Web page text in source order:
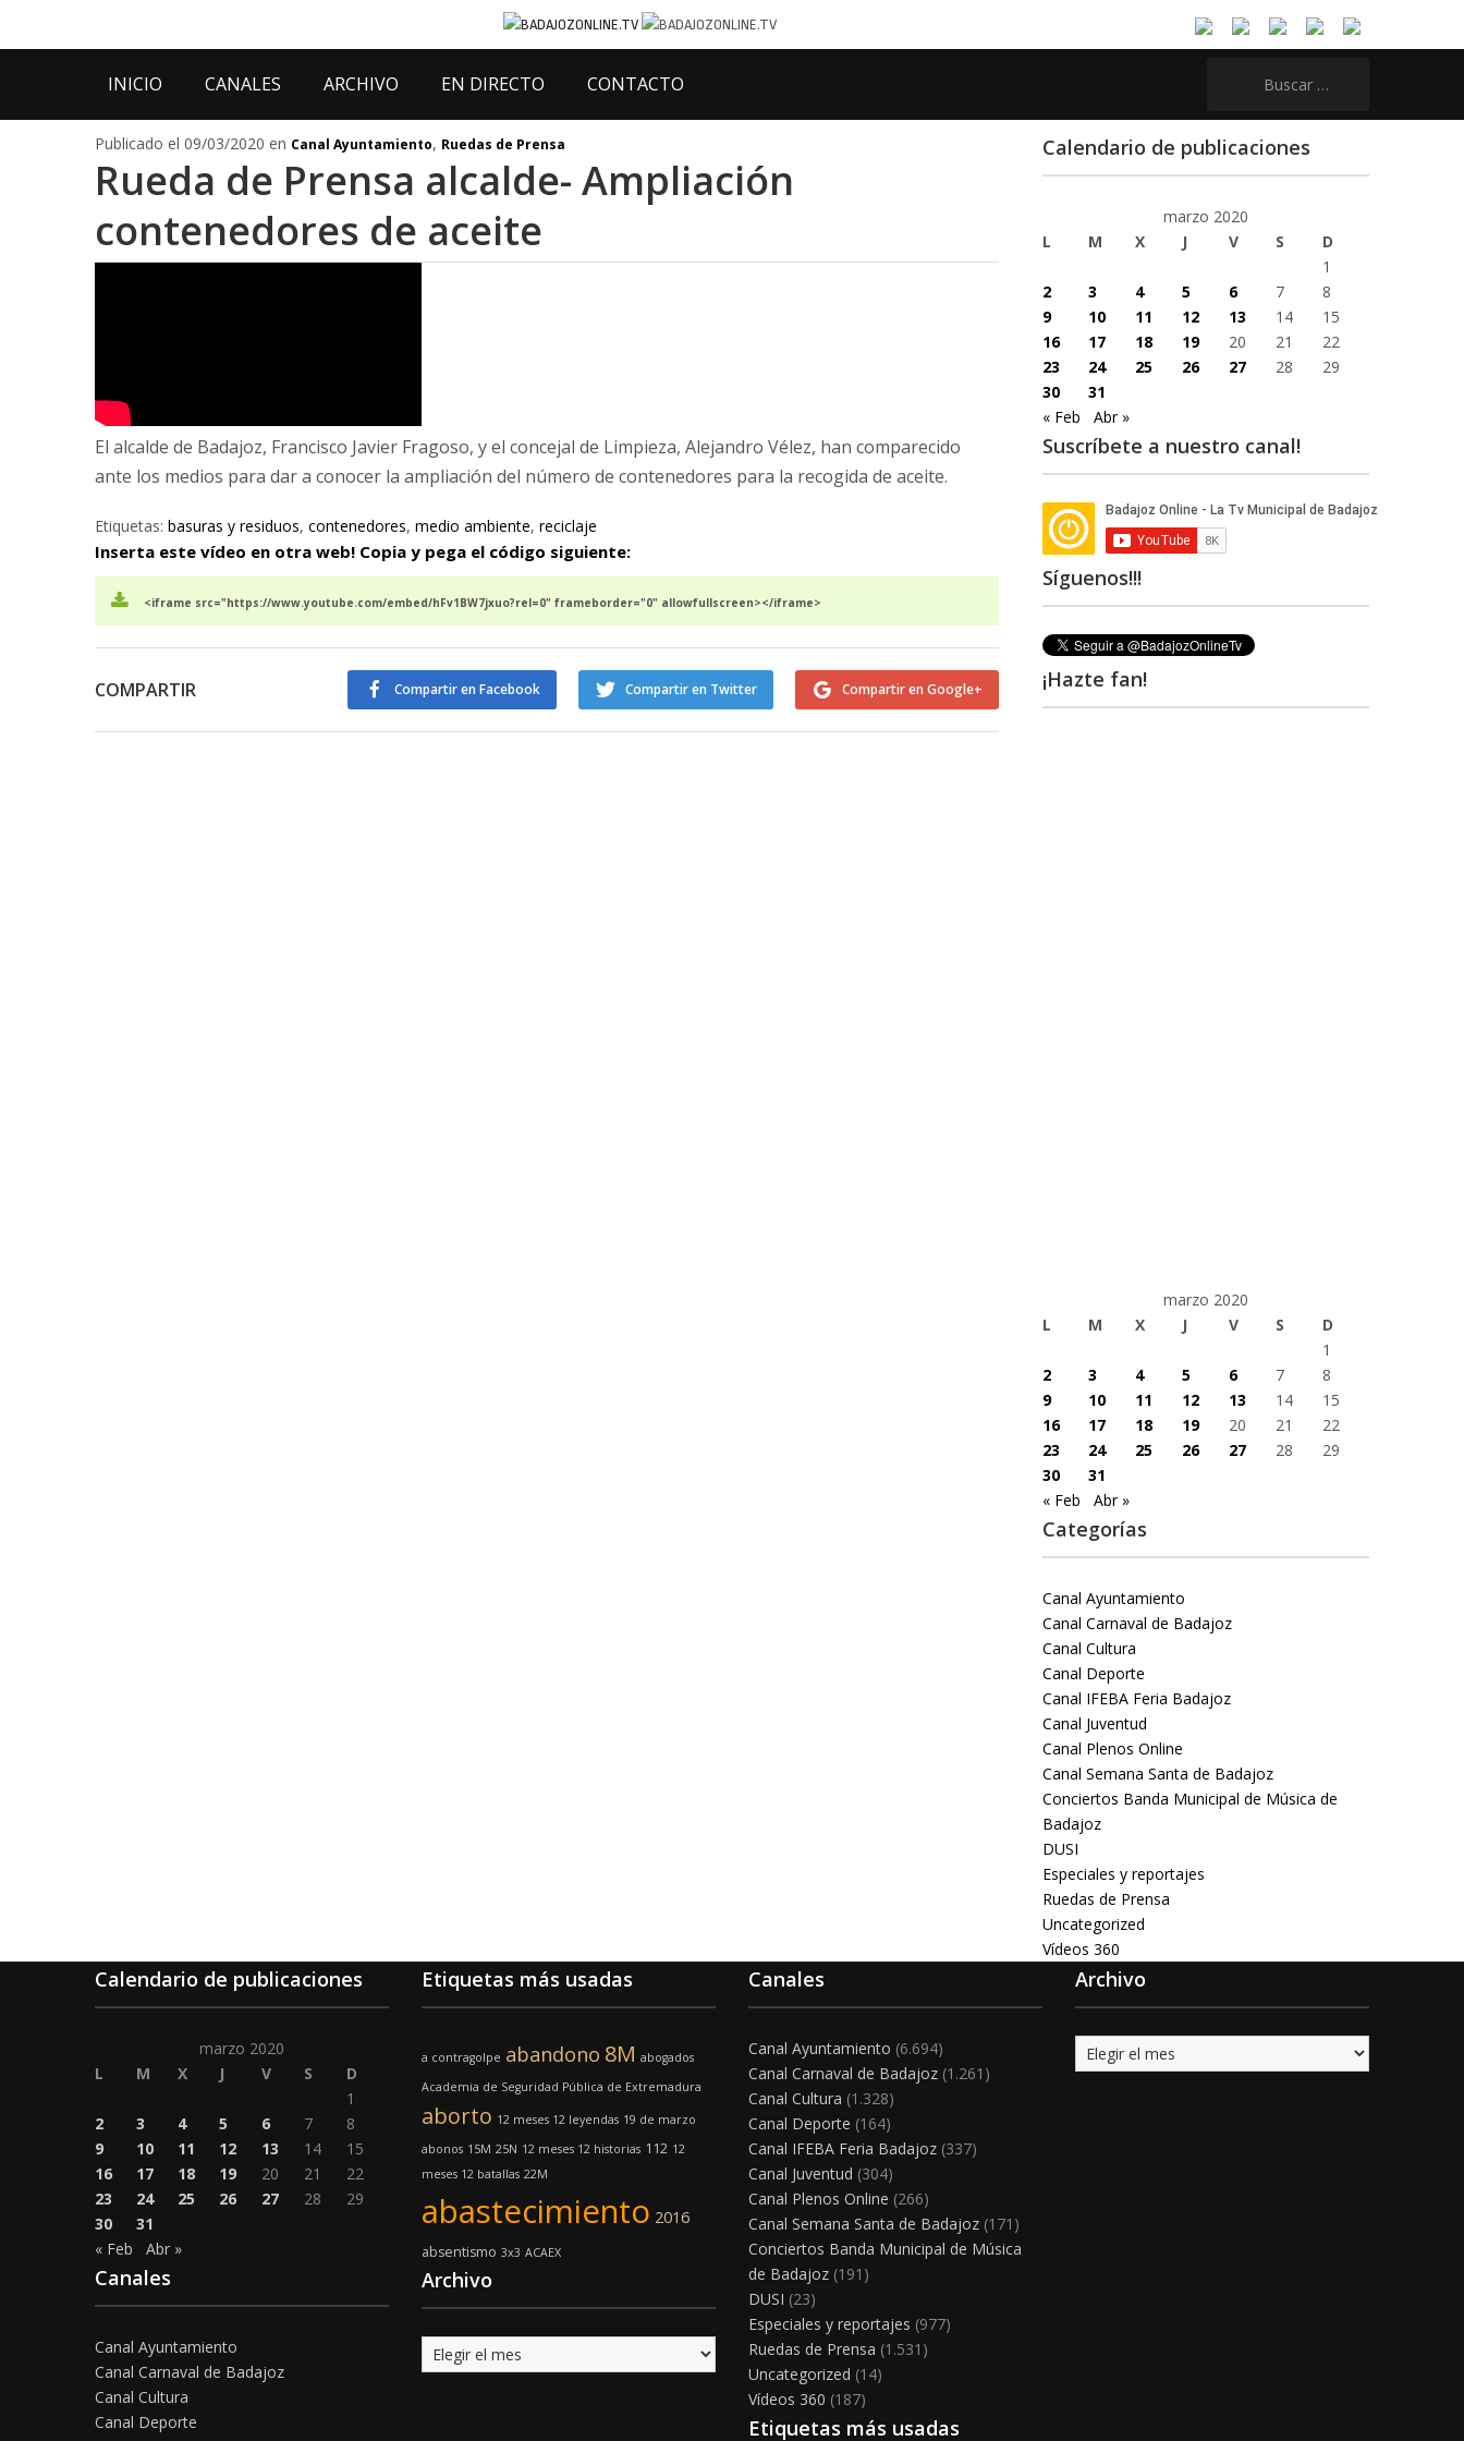
INICIO CANALES ARCHIVO EN DIRECTO CONTACTO
Publicado el 09/03/2020 en Canal Ayuntamiento, Ruedas de Prensa
Rueda de Prensa alcalde- Ampliación
contenedores de aceite
El alcalde de Badajoz, Francisco Javier Fragoso, y el concejal de Limpieza, Alejandro Vélez, han comparecido
ante los medios para dar a conocer la ampliación del número de contenedores para la recogida de aceite.
Etiquetas: basuras y residuos, contenedores, medio ambiente, reciclaje
Inserta este vídeo en otra web! Copia y pega el código siguiente:
<iframe src="https://www.youtube.com/embed/hFv1BW7jxuo?rel=0" frameborder="0" allowfullscreen></iframe>
COMPARTIR Compartir en Google+
Compartir en Twitter
Compartir en Facebook
Calendario de publicaciones
marzo 2020
L
M X J V S
D
1
2
3 4 5 6 7
8
9
10 11 12 13 14
15
16
17 18 19 20 21
22
23
24 25 26 27 28
29
30
31
« Feb
Abr »
Suscríbete a nuestro canal!
Síguenos!!!
¡Hazte fan!
marzo 2020
L
M X J V S
D
1
2
3 4 5 6 7
8
9
10 11 12 13 14
15
16
17 18 19 20 21
22
23
24 25 26 27 28
29
30
31
« Feb
Abr »
Categorías
Canal Ayuntamiento
Canal Carnaval de Badajoz
Canal Cultura
Canal Deporte
Canal IFEBA Feria Badajoz
Canal Juventud
Canal Plenos Online
Canal Semana Santa de Badajoz
Conciertos Banda Municipal de Música de
Badajoz
DUSI
Especiales y reportajes
Ruedas de Prensa
Uncategorized
Vídeos 360
Calendario de publicaciones
marzo 2020
L
M X J V S
D
1
2
3 4 5 6 7
8
9
10 11 12 13 14
15
16
17 18 19 20 21
22
23
24 25 26 27 28
29
30
31
« Feb
Abr »
Canales
Canal Ayuntamiento
Canal Carnaval de Badajoz
Canal Cultura
Canal Deporte
Etiquetas más usadas
a contragolpe abandono 8M abogados
Academia de Seguridad Pública de Extremadura
aborto 12 meses 12 leyendas 19 de marzo
abonos 15M 25N 12 meses 12 historias 112 12
meses 12 batallas 22M
abastecimiento 2016
absentismo 3x3 ACAEX
Archivo
Archivo
Canales
Canal Ayuntamiento (6.694)
Canal Carnaval de Badajoz (1.261)
Canal Cultura (1.328)
Canal Deporte (164)
Canal IFEBA Feria Badajoz (337)
Canal Juventud (304)
Canal Plenos Online (266)
Canal Semana Santa de Badajoz (171)
Conciertos Banda Municipal de Música
de Badajoz (191)
DUSI (23)
Especiales y reportajes (977)
Ruedas de Prensa (1.531)
Uncategorized (14)
Vídeos 360 (187)
Etiquetas más usadas
Archivo
Archivo